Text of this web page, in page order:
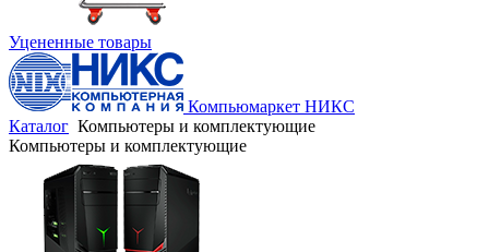
Уцененные товары
Компьюмаркет НИКС
Каталог Компьютеры и комплектующие
Компьютеры и комплектующие